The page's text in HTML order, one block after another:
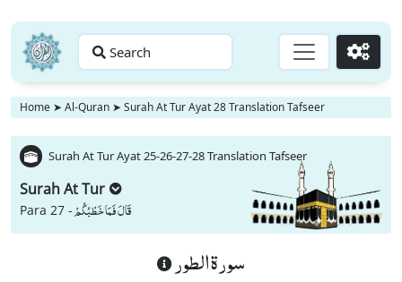
Search Go
Home ➤ Al-Quran ➤ Surah At Tur Ayat 28 Translation Tafseer
Surah At Tur Ayat 25-26-27-28 Translation Tafseer
Surah At Tur
Para 27 -قَالَ فَمَا خَطْبُكُمْ
سورة الطور